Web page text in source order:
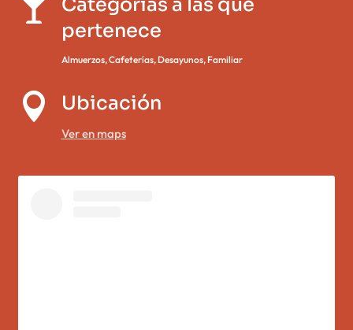

pertenece
Almuerzos,Cafeterías, Desayunos, Familiar
 Ubicación
Ver en maps